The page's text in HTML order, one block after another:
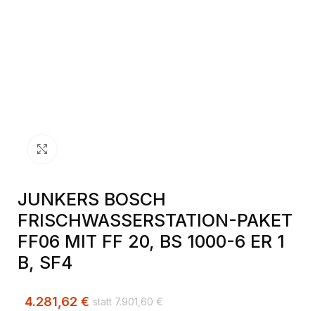
JUNKERS BOSCH
FRISCHWASSERSTATION-PAKET
FF06 MIT FF 20, BS 1000-6 ER 1
B, SF4
7.901,60 €
4.281,62 €